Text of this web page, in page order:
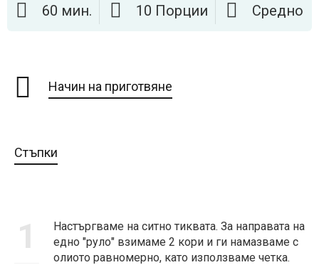
60 мин. 10 Порции Средно
Начин на приготвяне
Стъпки
1
Настъргваме на ситно тиквата. За направата на
едно "руло" взимаме 2 кори и ги намазваме с
олиото равномерно, като използваме четка.